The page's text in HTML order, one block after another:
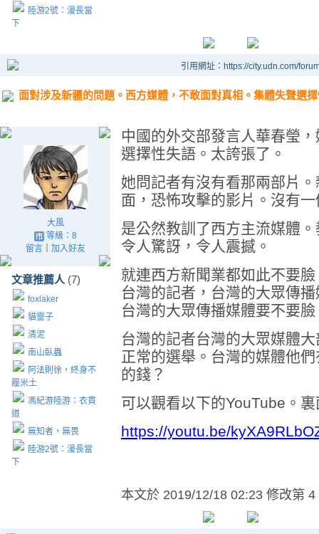
陸游2號：漫長當
下
引用網址：https://city.udn.com/
面對涉及新疆的問題。西方媒體，不敢面對真相。集體失聲選
大風
等級：8
留言｜ 加入好友
文章推薦人 (7)
foxlaker
貓靈子
清泥
南山臥蟲
阿法則徐，終身不
履米土
馮紀游陸游：衣貫
道
無知者，無畏
陸游2號：漫長當
下
中國的外交部發言人華春瑩
選擇性失語。太誇張了。
她問記者有沒有看那兩部片
面，恐怖攻擊的影片。沒有
是公然教訓了西方主流媒體
令人驚訝，令人震撼。
就連西方新聞業都如此不要
台灣的記者，台灣的大眾傳
台灣的大眾傳播媒體要不要臉
台灣的記者台灣的大眾媒體
正常的選舉。台灣的媒體他
的錢？
可以觀看以下的YouTube。
https://youtu.be/
本文於 2019/12/18 02:23 修改第 4